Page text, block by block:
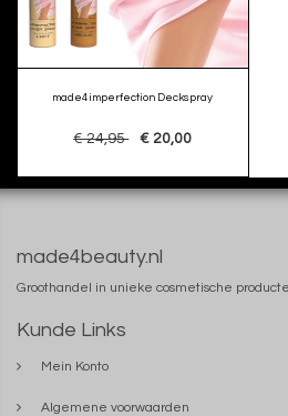
made4imperfection Deckspray
€ 24,95 € 20,00
made4beauty.nl
Groothandel in unieke cosmetische
Kunde Links
Mein Konto
Algemene voorwaarden